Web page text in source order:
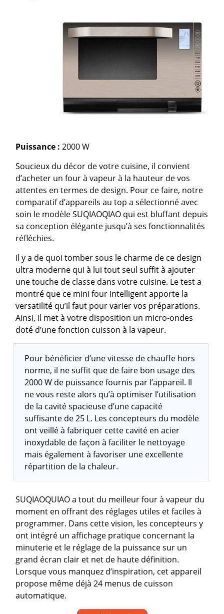
Puissance :2000 W
Soucieux du décor de votre cuisine, il convient
d’acheter un four à vapeur à la hauteur de vos
attentes en termes de design. Pour ce faire, notre
comparatif d’appareils au top a sélectionné avec
soin le modèle SUQIAOQIAO qui est bluffant depuis
sa conception élégante jusqu’à ses fonctionnalités
réfléchies.
Il y a de quoi tomber sous le charme de ce design
ultra moderne qui à lui tout seul suffit à ajouter
une touche de classe dans votre cuisine. Le test a
montré que ce mini four intelligent apporte la
versatilité qu’il faut pour varier vos préparations.
Ainsi, il met à votre disposition un micro-ondes
doté d’une fonction cuisson à la vapeur.
Pour bénéficier d’une vitesse de chauffe hors
norme, il ne suffit que de faire bon usage des
2000 W de puissance fournis par l’appareil. Il
ne vous reste alors qu’à optimiser l’utilisation
de la cavité spacieuse d’une capacité
suffisante de 25 L. Les concepteurs du modèle
ont veillé à fabriquer cette cavité en acier
inoxydable de façon à faciliter le nettoyage
mais également à favoriser une excellente
répartition de la chaleur.
SUQIAOQUIAO a tout du meilleur four à vapeur du
moment en offrant des réglages utiles et faciles à
programmer. Dans cette vision, les concepteurs y
ont intégré un affichage pratique concernant la
minuterie et le réglage de la puissance sur un
grand écran clair et net de haute définition.
Lorsque vous manquez d’inspiration, cet appareil
propose même déjà 24 menus de cuisson
automatique.